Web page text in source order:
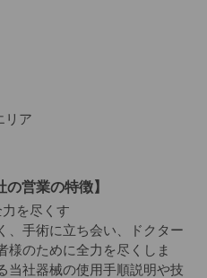
リア
の営業の特徴】
を尽くす
、手術に立ち会い、ドクター
様のために全力を尽くしま
当社器械の使用手順説明や技